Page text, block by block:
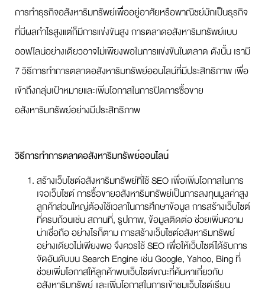
การทำธุรกิจอสังหาริมทรัพย์เพื่ออยู่อาศัยหรือพาณิชย์มักเป็นธุรกิจ
ที่มีผลกำไรสูงแต่ก็มีการแข่งขันสูง การตลาดอสังหาริมทรัพย์แบบ
ออฟไลน์อย่างเดียวอาจไม่เพียงพอในการแข่งขันในตลาด ดังนั้น เรามี
7 วิธีการทำการตลาดอสังหาริมทรัพย์ออนไลน์ที่มีประสิทธิภาพ เพื่อ
เข้าถึงกลุ่มเป้าหมายและเพิ่มโอกาสในการปิดการซื้อขาย
อสังหาริมทรัพย์อย่างมีประสิทธิภาพ
วิธีการทำการตลาดอสังหาริมทรัพย์ออนไลน์
สร้างเว็บไซต์อสังหาริมทรัพย์ที่ใช้ SEO เพื่อเพิ่มโอกาสในการ
เจอเว็บไซต์ การซื้อขายอสังหาริมทรัพย์เป็นการลงทุนมูลค่าสูง
ลูกค้าส่วนใหญ่ต้องใช้เวลาในการศึกษาข้อมูล การสร้างเว็บไซต์
ที่ครบถ้วนเช่น สถานที่, รูปภาพ, ข้อมูลติดต่อ ช่วยเพิ่มความ
น่าเชื่อถือ อย่างไรก็ตาม การสร้างเว็บไซต์อสังหาริมทรัพย์
อย่างเดียวไม่เพียงพอ จึงควรใช้ SEO เพื่อให้เว็บไซต์ได้รับการ
จัดอันดับบน Search Engine เช่น Google, Yahoo, Bing ที่
ช่วยเพิ่มโอกาสให้ลูกค้าพบเว็บไซต์ขณะที่ค้นหาเกี่ยวกับ
อสังหาริมทรัพย์ และเพิ่มโอกาสในการเข้าชมเว็บไซต์เรียน